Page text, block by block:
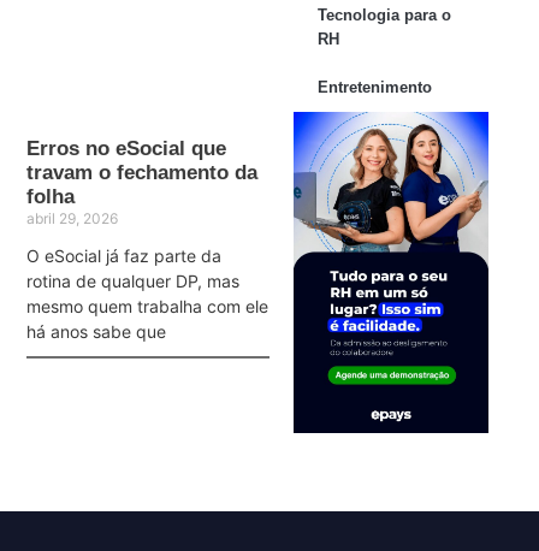
Erros no eSocial que
travam o fechamento da
folha
abril 29, 2026
O eSocial já faz parte da
rotina de qualquer DP, mas
mesmo quem trabalha com ele
há anos sabe que
Tecnologia para o
RH
Entretenimento